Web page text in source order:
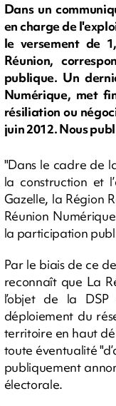
Dans un
en charge de
le versement de
Réunion,
publique. Un
Numérique, met
résiliation ou
juin 2012. Nous
"Dans le cadre de
la construction et
Gazelle, la Région
Réunion
la participation
Par le biais de ce
reconnaît que La
l’objet de la
déploiement du
territoire en haut
toute éventualité
publiquement
électorale.